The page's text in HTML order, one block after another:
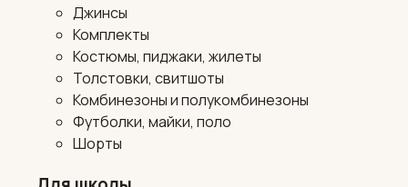
Джинсы
Комплекты
Костюмы, пиджаки, жилеты
Толстовки, свитшоты
Комбинезоны и полукомбинезоны
Футболки, майки, поло
Шорты